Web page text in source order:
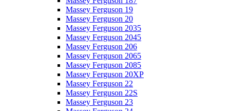
Massey Ferguson 19
Massey Ferguson 20
Massey Ferguson 2035
Massey Ferguson 2045
Massey Ferguson 206
Massey Ferguson 2065
Massey Ferguson 2085
Massey Ferguson 20XP
Massey Ferguson 22
Massey Ferguson 22S
Massey Ferguson 23